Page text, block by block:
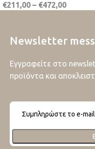
€211,00 – €472,00
Newsletter
Εγγραφείτε στο
προϊόντα και